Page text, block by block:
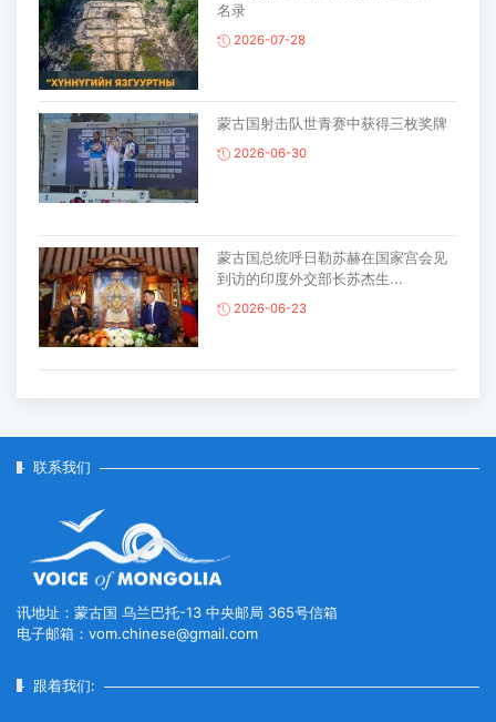
名录
2026-07-28
蒙古国射击队世青赛中获得三枚奖牌
2026-06-30
蒙古国总统呼日勒苏赫在国家宫会见
到访的印度外交部长苏杰生...
2026-06-23
联系我们
讯地址：蒙古国 乌兰巴托-13 中央邮局 365号信箱
电子邮箱：vom.chinese@gmail.com
跟着我们: